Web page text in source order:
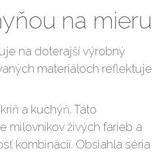
na mieru
na doterajší výrobný
materiáloch reflektuje
a kuchýň. Táto
milovníkov živých farieb a
kombinácií. Obsiahla séria